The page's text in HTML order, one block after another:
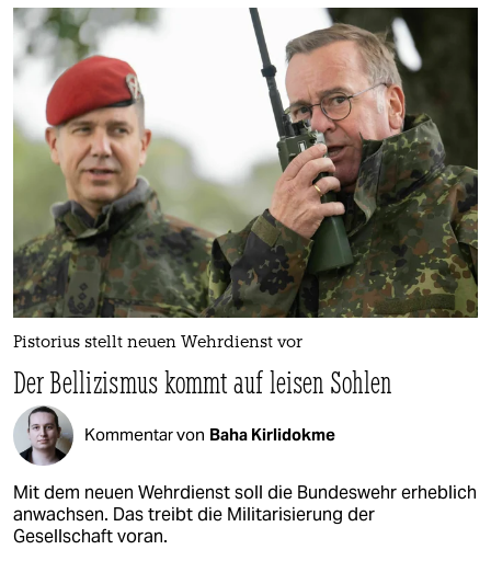
Pistorius stellt neuen Wehrdienst vor
Der Bellizismus kommt auf leisen Sohlen
Kommentar von Baha Kirlidokme
Mit dem neuen Wehrdienst soll die Bundeswehr erheblich
anwachsen. Das treibt die Militarisierung der
Gesellschaft voran.